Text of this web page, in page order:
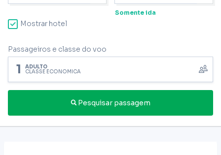
Somente ida
Mostrar hotel
Passageiros e classe do voo
1 ADULTO
CLASSE ECONÔMICA
Pesquisar passagem